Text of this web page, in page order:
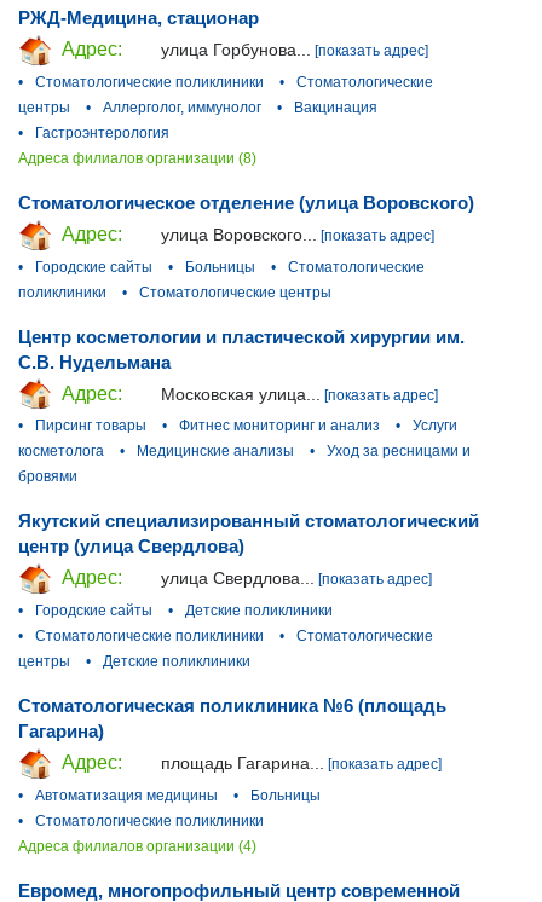
РЖД-Медицина, стационар
Адрес:
улица Горбунова...
[показать адрес]
•
Стоматологические поликлиники •
Стоматологические
центры
• Аллерголог, иммунолог •
Вакцинация
•
Гастроэнтерология
Адреса филиалов организации (8)
Стоматологическое отделение (улица Воровского)
Адрес:
улица Воровского...
[показать адрес]
•
Городские сайты • Больницы •
Стоматологические
поликлиники
• Стоматологические центры
Центр косметологии и пластической хирургии им.
С.В. Нудельмана
Адрес:
Московская улица...
[показать адрес]
•
Пирсинг товары • Фитнес мониторинг и анализ •
Услуги
косметолога
• Медицинские анализы •
Уход за ресницами и
бровями
Якутский специализированный стоматологический
центр (улица Свердлова)
Адрес:
улица Свердлова... [показать адрес]
•
Городские сайты •
Детские поликлиники
•
Стоматологические поликлиники •
Стоматологические
центры
• Детские поликлиники
Стоматологическая поликлиника №6 (площадь
Гагарина)
Адрес:
площадь Гагарина...
[показать адрес]
•
Автоматизация медицины •
Больницы
•
Стоматологические поликлиники
Адреса филиалов организации (4)
Евромед, многопрофильный центр современной